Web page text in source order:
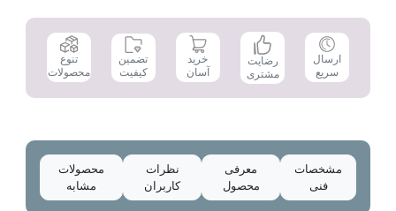
ارسال
سریع
رضایت
مشتری
خرید
آسان
تضمین
کیفیت
تنوع
محصولات
مشخصات
فنی
معرفی
محصول
نظرات
کاربران
محصولات
مشابه